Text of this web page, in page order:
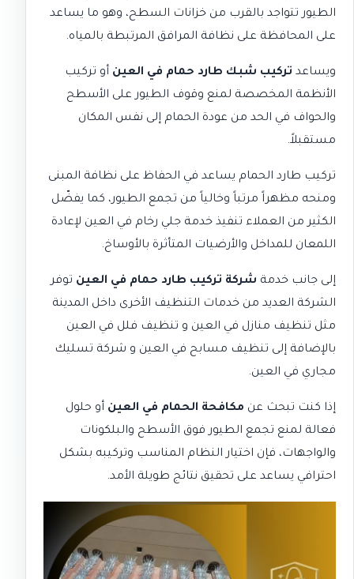
الطيور تتواجد بالقرب من خزانات السطح، وهو ما يساعد
على المحافظة على نظافة المرافق المرتبطة بالمياه.
ويساعد تركيب شبك طارد حمام في العين أو تركيب
الأنظمة المخصصة لمنع وقوف الطيور على الأسطح
والحواف في الحد من عودة الحمام إلى نفس المكان
مستقبلاً.
تركيب طارد الحمام يساعد في الحفاظ على نظافة المبنى
ومنحه مظهراً مرتباً وخالياً من تجمع الطيور، كما يفضّل
الكثير من العملاء تنفيذ خدمة جلي رخام في العين لإعادة
اللمعان للمداخل والأرضيات المتأثرة بالأوساخ.
إلى جانب خدمة شركة تركيب طارد حمام في العين توفر
الشركة العديد من خدمات التنظيف الأخرى داخل المدينة
مثل تنظيف منازل في العين و تنظيف فلل في العين
بالإضافة إلى تنظيف مسابح في العين و شركة تسليك
مجاري في العين.
إذا كنت تبحث عن مكافحة الحمام في العين أو حلول
فعالة لمنع تجمع الطيور فوق الأسطح والبلكونات
والواجهات، فإن اختيار النظام المناسب وتركيبه بشكل
احترافي يساعد على تحقيق نتائج طويلة الأمد.